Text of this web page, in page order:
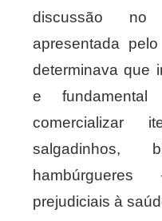
discussão
apresentada
determinava que
e fundamental
comercializar
salgadinhos,
prejudiciais à